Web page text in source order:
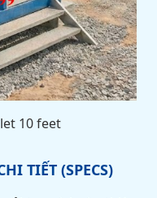
10 feet
TIẾT (SPECS)